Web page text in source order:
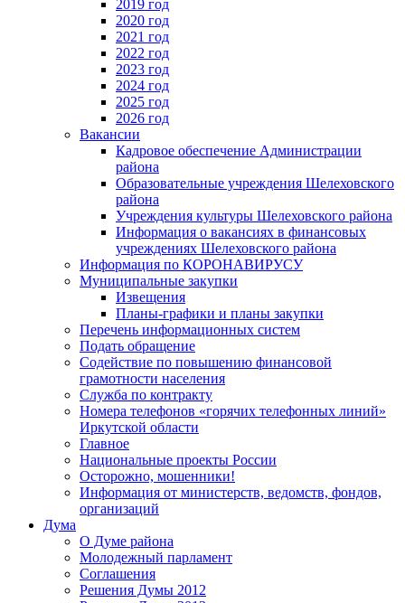
2019 год
2020 год
2021 год
2022 год
2023 год
2024 год
2025 год
2026 год
Вакансии
Кадровое обеспечение Администрации
района
Образовательные учреждения Шелеховского
района
Учреждения культуры Шелеховского района
Информация о вакансиях в финансовых
учреждениях Шелеховского района
Информация по КОРОНАВИРУСУ
Муниципальные закупки
Извещения
Планы-графики и планы закупки
Перечень информационных систем
Подать обращение
Содействие по повышению финансовой
грамотности населения
Служба по контракту
Номера телефонов «горячих телефонных линий»
Иркутской области
Главное
Национальные проекты России
Осторожно, мошенники!
Информация от министерств, ведомств, фондов,
организаций
Дума
О Думе района
Молодежный парламент
Соглашения
Решения Думы 2012